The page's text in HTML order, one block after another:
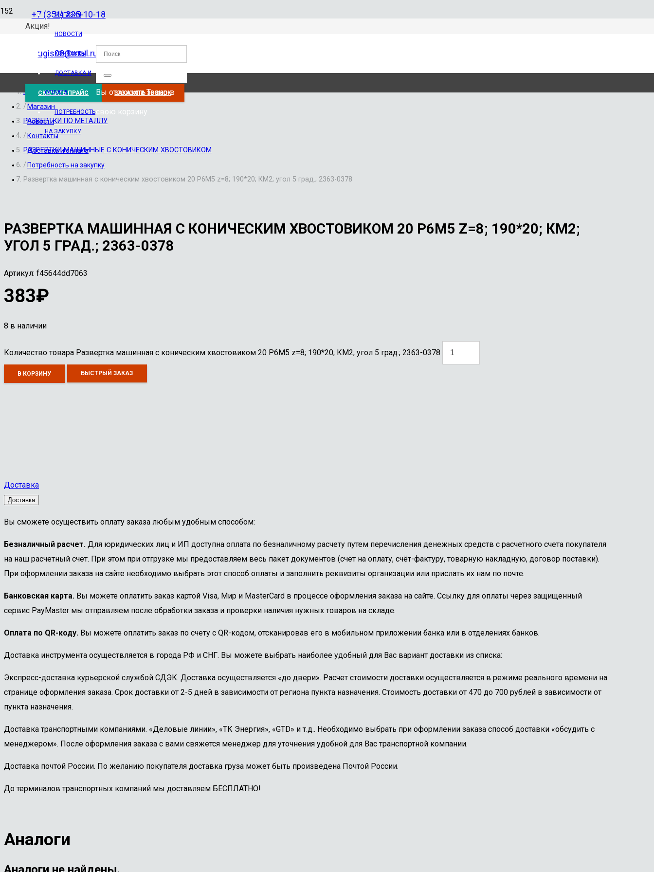
Акция!
+7 (351) 225-10-18
ugis08@mail.ru
СКАЧАТЬ ПРАЙС ЗАКАЗАТЬ ЗВОНОК
МАГАЗИН
НОВОСТИ
КОНТАКТЫ
ДОСТАВКА И
ОПЛАТА
ПОТРЕБНОСТЬ
НА ЗАКУПКУ
Вы отложилиТоварв
свою корзину.
Магазин
Новости
Контакты
Доставка и оплата
Потребность на закупку
Главная
/
РАЗВЕРТКИ ПО МЕТАЛЛУ
/
РАЗВЕРТКИ МАШИННЫЕ С КОНИЧЕСКИМ ХВОСТОВИКОМ
/
Развертка машинная с коническим хвостовиком 20 Р6М5 z=8; 190*20; КМ2; угол 5 град.; 2363-0378
РАЗВЕРТКА МАШИННАЯ С КОНИЧЕСКИМ ХВОСТОВИКОМ 20 Р6М5 Z=8; 190*20; КМ2;
УГОЛ 5 ГРАД.; 2363-0378
Артикул: f45644dd7063
383₽
8 в наличии
Количество товара Развертка машинная с коническим хвостовиком 20 Р6М5 z=8; 190*20; КМ2; угол 5 град.; 2363-0378
В КОРЗИНУ БЫСТРЫЙ ЗАКАЗ
Доставка
Доставка
Вы сможете осуществить оплату заказа любым удобным способом:
Безналичный расчет. Для юридических лиц и ИП доступна оплата по безналичному расчету путем перечисления денежных средств с расчетного счета покупателя
на наш расчетный счет. При этом при отгрузке мы предоставляем весь пакет документов (счёт на оплату, счёт-фактуру, товарную накладную, договор поставки).
При оформлении заказа на сайте необходимо выбрать этот способ оплаты и заполнить реквизиты организации или прислать их нам по почте.
Банковская карта. Вы можете оплатить заказ картой Visa, Мир и MasterCard в процессе оформления заказа на сайте. Ссылку для оплаты через защищенный
сервис PayMaster мы отправляем после обработки заказа и проверки наличия нужных товаров на складе.
Оплата по QR-коду. Вы можете оплатить заказ по счету с QR-кодом, отсканировав его в мобильном приложении банка или в отделениях банков.
Доставка инструмента осуществляется в города РФ и СНГ. Вы можете выбрать наиболее удобный для Вас вариант доставки из списка:
Экспресс-доставка курьерской службой СДЭК. Доставка осуществляется «до двери». Расчет стоимости доставки осуществляется в режиме реального времени на
странице оформления заказа. Срок доставки от 2-5 дней в зависимости от региона пункта назначения. Стоимость доставки от 470 до 700 рублей в зависимости от
пункта назначения.
Доставка транспортными компаниями. «Деловые линии», «ТК Энергия», «GTD» и т.д.. Необходимо выбрать при оформлении заказа способ доставки «обсудить с
менеджером». После оформления заказа с вами свяжется менеджер для уточнения удобной для Вас транспортной компании.
Доставка почтой России. По желанию покупателя доставка груза может быть произведена Почтой России.
До терминалов транспортных компаний мы доставляем БЕСПЛАТНО!
Аналоги